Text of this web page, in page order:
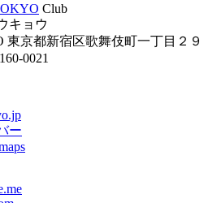
Club
キョウ
東京都新宿区歌舞伎町一丁目２９
0021
ー